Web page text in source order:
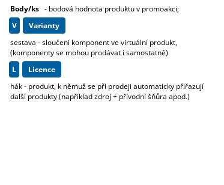
Body/ks - bodová hodnota produktu v promoakci;
v
varianty
sestava - sloučení komponent ve virtuální produkt,
(komponenty se mohou prodávat i samostatně)
L
licence
hák - produkt, k němuž se při prodeji automaticky přiřazují
další produkty (například zdroj + přívodní šňůra apod.)